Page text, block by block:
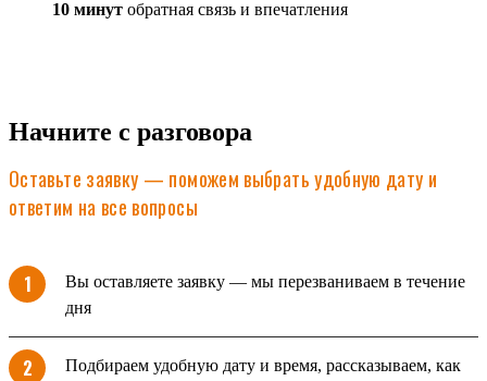
10 минут обратная связь и впечатления
Начните с разговора
Оставьте заявку — поможем выбрать удобную дату и
ответим на все вопросы
Вы оставляете заявку — мы перезваниваем в течение
дня
Подбираем удобную дату и время, рассказываем, как